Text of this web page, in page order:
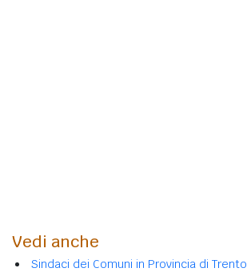
Vedi anche
Sindaci dei Comuni in Provincia di Trento